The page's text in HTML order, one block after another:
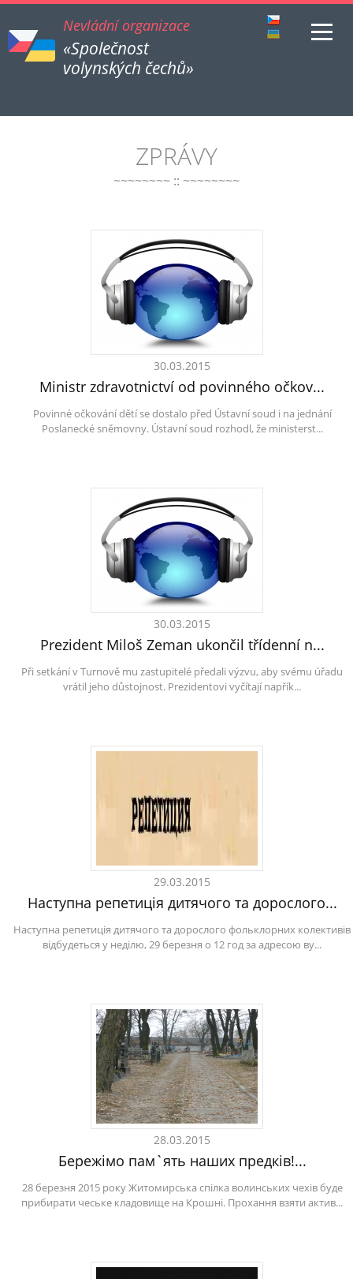
Nevládní organizace
«Společnost
volynských čechů»
ZPRÁVY
~~~~~~~~ :: ~~~~~~~~
30.03.2015
Ministr zdravotnictví od povinného očkov...
Povinné očkování dětí se dostalo před Ústavní soud i na jednání
Poslanecké sněmovny. Ústavní soud rozhodl, že ministerst...
30.03.2015
Prezident Miloš Zeman ukončil třídenní n...
Při setkání v Turnově mu zastupitelé předali výzvu, aby svému úřadu
vrátil jeho důstojnost. Prezidentovi vyčítají napřík...
29.03.2015
Наступна репетиція дитячого та дорослого...
Наступна репетиція дитячого та дорослого фольклорних колективів
відбудеться у неділю, 29 березня о 12 год за адресою ву...
28.03.2015
Бережімо пам`ять наших предків!...
28 березня 2015 року Житомирська спілка волинських чехів буде
прибирати чеське кладовище на Крошні. Прохання взяти актив...